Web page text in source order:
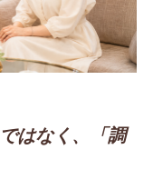
はなく、「調